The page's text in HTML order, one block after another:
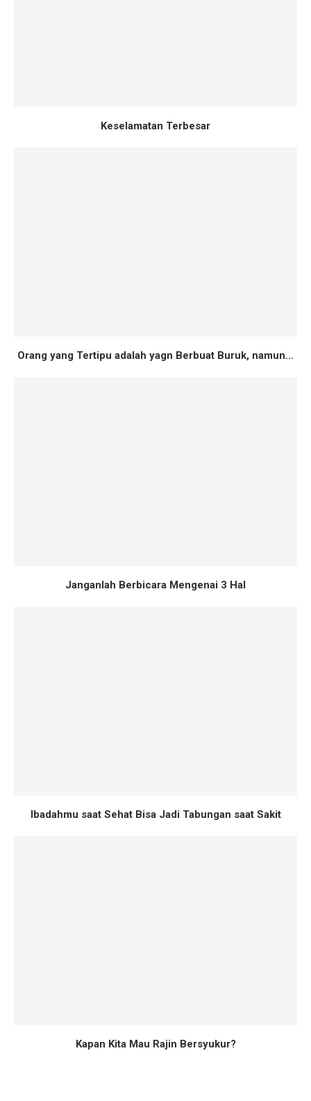
Keselamatan Terbesar
Orang yang Tertipu adalah yagn Berbuat Buruk, namun...
Janganlah Berbicara Mengenai 3 Hal
Ibadahmu saat Sehat Bisa Jadi Tabungan saat Sakit
Kapan Kita Mau Rajin Bersyukur?